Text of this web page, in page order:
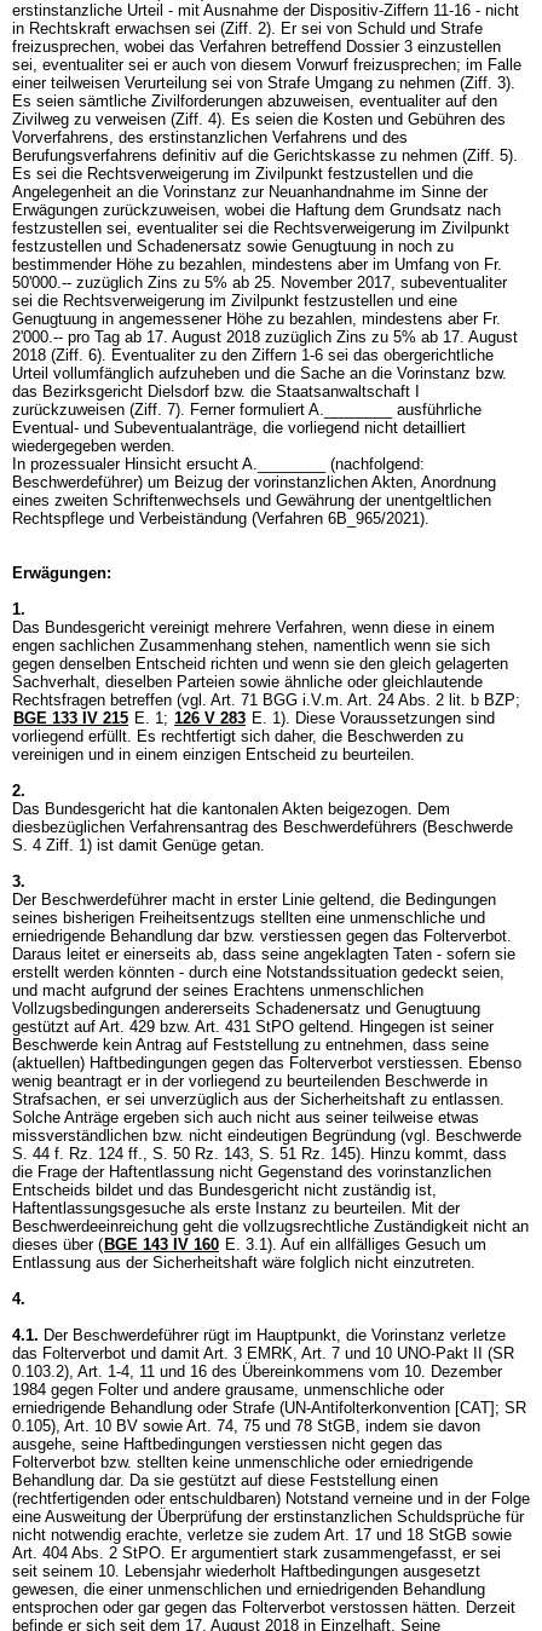
erstinstanzliche Urteil - mit Ausnahme der Dispositiv-Ziffern 11-16 - nicht
in Rechtskraft erwachsen sei (Ziff. 2). Er sei von Schuld und Strafe
freizusprechen, wobei das Verfahren betreffend Dossier 3 einzustellen
sei, eventualiter sei er auch von diesem Vorwurf freizusprechen; im Falle
einer teilweisen Verurteilung sei von Strafe Umgang zu nehmen (Ziff. 3).
Es seien sämtliche Zivilforderungen abzuweisen, eventualiter auf den
Zivilweg zu verweisen (Ziff. 4). Es seien die Kosten und Gebühren des
Vorverfahrens, des erstinstanzlichen Verfahrens und des
Berufungsverfahrens definitiv auf die Gerichtskasse zu nehmen (Ziff. 5).
Es sei die Rechtsverweigerung im Zivilpunkt festzustellen und die
Angelegenheit an die Vorinstanz zur Neuanhandnahme im Sinne der
Erwägungen zurückzuweisen, wobei die Haftung dem Grundsatz nach
festzustellen sei, eventualiter sei die Rechtsverweigerung im Zivilpunkt
festzustellen und Schadenersatz sowie Genugtuung in noch zu
bestimmender Höhe zu bezahlen, mindestens aber im Umfang von Fr.
50'000.-- zuzüglich Zins zu 5% ab 25. November 2017, subeventualiter
sei die Rechtsverweigerung im Zivilpunkt festzustellen und eine
Genugtuung in angemessener Höhe zu bezahlen, mindestens aber Fr.
2'000.-- pro Tag ab 17. August 2018 zuzüglich Zins zu 5% ab 17. August
2018 (Ziff. 6). Eventualiter zu den Ziffern 1-6 sei das obergerichtliche
Urteil vollumfänglich aufzuheben und die Sache an die Vorinstanz bzw.
das Bezirksgericht Dielsdorf bzw. die Staatsanwaltschaft I
zurückzuweisen (Ziff. 7). Ferner formuliert A.________ ausführliche
Eventual- und Subeventualanträge, die vorliegend nicht detailliert
wiedergegeben werden.
In prozessualer Hinsicht ersucht A.________ (nachfolgend:
Beschwerdeführer) um Beizug der vorinstanzlichen Akten, Anordnung
eines zweiten Schriftenwechsels und Gewährung der unentgeltlichen
Rechtspflege und Verbeiständung (Verfahren 6B_965/2021).
Erwägungen:
1.
Das Bundesgericht vereinigt mehrere Verfahren, wenn diese in einem
engen sachlichen Zusammenhang stehen, namentlich wenn sie sich
gegen denselben Entscheid richten und wenn sie den gleich gelagerten
Sachverhalt, dieselben Parteien sowie ähnliche oder gleichlautende
Rechtsfragen betreffen (vgl. Art. 71 BGG i.V.m. Art. 24 Abs. 2 lit. b BZP;
BGE 133 IV 215 E. 1; 126 V 283 E. 1). Diese Voraussetzungen sind
vorliegend erfüllt. Es rechtfertigt sich daher, die Beschwerden zu
vereinigen und in einem einzigen Entscheid zu beurteilen.
2.
Das Bundesgericht hat die kantonalen Akten beigezogen. Dem
diesbezüglichen Verfahrensantrag des Beschwerdeführers (Beschwerde
S. 4 Ziff. 1) ist damit Genüge getan.
3.
Der Beschwerdeführer macht in erster Linie geltend, die Bedingungen
seines bisherigen Freiheitsentzugs stellten eine unmenschliche und
erniedrigende Behandlung dar bzw. verstiessen gegen das Folterverbot.
Daraus leitet er einerseits ab, dass seine angeklagten Taten - sofern sie
erstellt werden könnten - durch eine Notstandssituation gedeckt seien,
und macht aufgrund der seines Erachtens unmenschlichen
Vollzugsbedingungen andererseits Schadenersatz und Genugtuung
gestützt auf Art. 429 bzw. Art. 431 StPO geltend. Hingegen ist seiner
Beschwerde kein Antrag auf Feststellung zu entnehmen, dass seine
(aktuellen) Haftbedingungen gegen das Folterverbot verstiessen. Ebenso
wenig beantragt er in der vorliegend zu beurteilenden Beschwerde in
Strafsachen, er sei unverzüglich aus der Sicherheitshaft zu entlassen.
Solche Anträge ergeben sich auch nicht aus seiner teilweise etwas
missverständlichen bzw. nicht eindeutigen Begründung (vgl. Beschwerde
S. 44 f. Rz. 124 ff., S. 50 Rz. 143, S. 51 Rz. 145). Hinzu kommt, dass
die Frage der Haftentlassung nicht Gegenstand des vorinstanzlichen
Entscheids bildet und das Bundesgericht nicht zuständig ist,
Haftentlassungsgesuche als erste Instanz zu beurteilen. Mit der
Beschwerdeeinreichung geht die vollzugsrechtliche Zuständigkeit nicht an
dieses über ( BGE 143 IV 160 E. 3.1). Auf ein allfälliges Gesuch um
Entlassung aus der Sicherheitshaft wäre folglich nicht einzutreten.
4.
4.1. Der Beschwerdeführer rügt im Hauptpunkt, die Vorinstanz verletze
das Folterverbot und damit Art. 3 EMRK, Art. 7 und 10 UNO-Pakt II
(SR
0.103.2), Art. 1-4, 11 und 16 des Übereinkommens vom 10. Dezember
1984 gegen Folter und andere grausame, unmenschliche oder
erniedrigende Behandlung oder Strafe (UN-Antifolterkonvention [CAT]; SR
0.105), Art. 10 BV sowie Art. 74, 75 und 78 StGB, indem sie davon
ausgehe, seine Haftbedingungen verstiessen nicht gegen das
Folterverbot bzw. stellten keine unmenschliche oder erniedrigende
Behandlung dar. Da sie gestützt auf diese Feststellung einen
(rechtfertigenden oder entschuldbaren) Notstand verneine und in der Folge
eine Ausweitung der Überprüfung der erstinstanzlichen Schuldsprüche für
nicht notwendig erachte, verletze sie zudem Art. 17 und 18 StGB sowie
Art. 404 Abs. 2 StPO. Er argumentiert stark zusammengefasst, er sei
seit seinem 10. Lebensjahr wiederholt Haftbedingungen ausgesetzt
gewesen, die einer unmenschlichen und erniedrigenden Behandlung
entsprochen oder gar gegen das Folterverbot verstossen hätten. Derzeit
befinde er sich seit dem 17. August 2018 in Einzelhaft. Seine